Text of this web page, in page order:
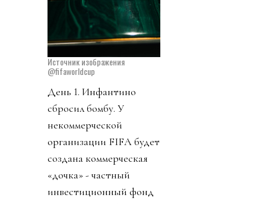
Источник изображения
@fifaworldcup
День 1. Инфантино
сбросил бомбу. У
некоммерческой
организации FIFA будет
создана коммерческая
«дочка» - частный
инвестиционный фонд